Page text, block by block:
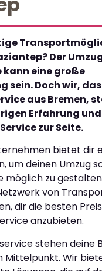
Der
eine große
sein. Doch wir,
aus Bremen,
Erfahrung
zur Seite.
bietet dir
um deinen Umzug
möglich zu
von
dir die besten
anzubieten.
stehen deine
Mittelpunkt. Wir